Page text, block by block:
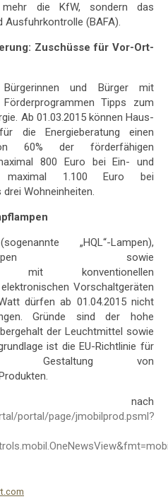
die KfW, sondern das
(BAFA).
Zuschüsse für Vor-Ort-
und Bürger mit
Tipps zum
Ab 01.03.2015 können Haus-
die Energieberatung einen
60% der förderfähigen
800 Euro bei Ein- und
maximal 1.100 Euro bei
Wohneinheiten.
„HQL“-Lampen),
sowie
mit konventionellen
Vorschaltgeräten
dürfen ab 01.04.2015 nicht
Gründe sind der hohe
der Leuchtmittel sowie
ist die EU-Richtlinie für
Gestaltung von
nach
portal/page/jmobilprod.psml?